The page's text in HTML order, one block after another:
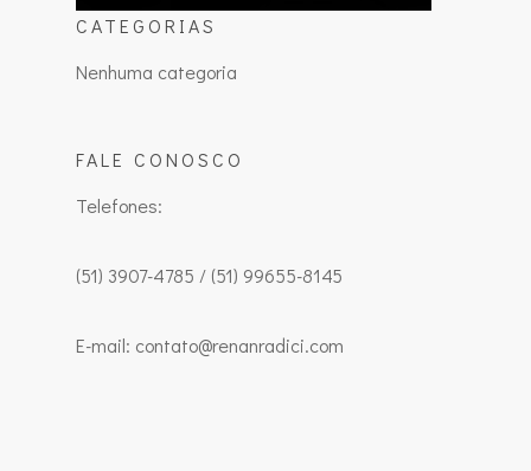
CATEGORIAS
Nenhuma categoria
FALE CONOSCO
Telefones:
(51) 3907-4785 / (51) 99655-8145
E-mail: contato@renanradici.com